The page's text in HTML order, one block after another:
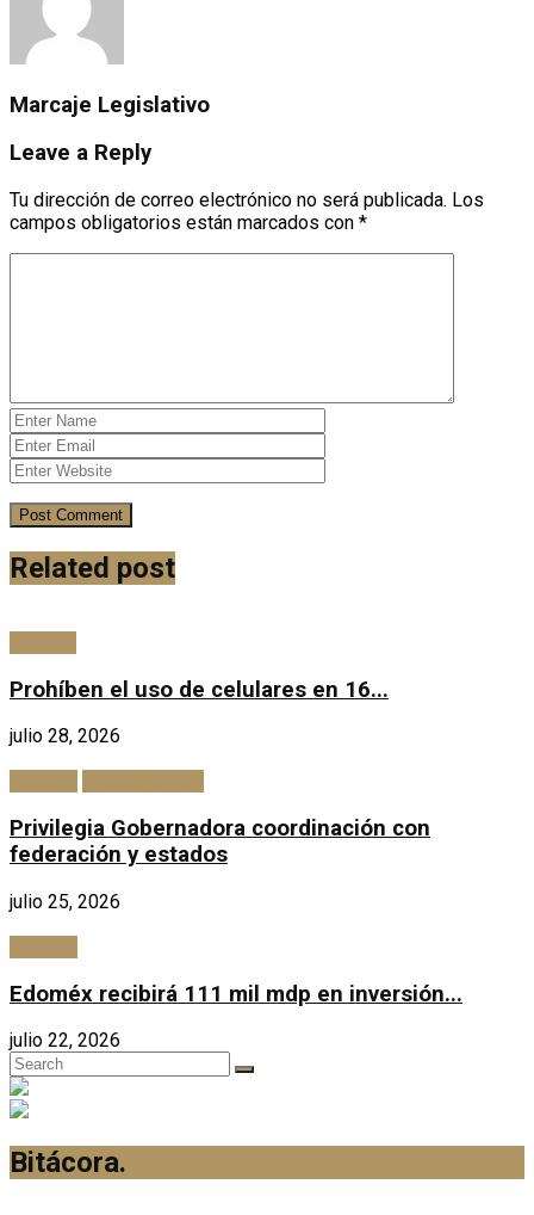
Marcaje Legislativo
Leave a Reply
Tu dirección de correo electrónico no será publicada. Los
campos obligatorios están marcados con *
Related post
Prohíben el uso de celulares en 16...
julio 28, 2026
Privilegia Gobernadora coordinación con
federación y estados
julio 25, 2026
Edoméx recibirá 111 mil mdp en inversión...
julio 22, 2026
Bitácora.